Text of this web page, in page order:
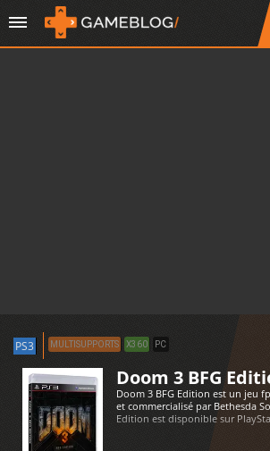
PS3 MULTISUPPORTS X360 PC
Doom 3 BFG
Doom 3 BFG Edition est un jeu
et commercialisé par Bethesda
Edition est disponible sur